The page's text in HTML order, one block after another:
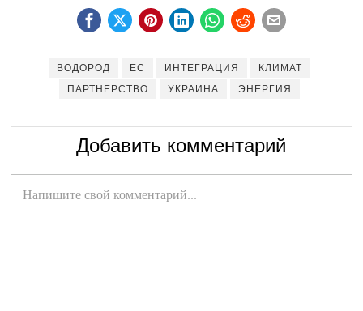
ВОДОРОД ЕС ИНТЕГРАЦИЯ
КЛИМАТ
ПАРТНЕРСТВО
УКРАИНА ЭНЕРГИЯ
Добавить комментарий